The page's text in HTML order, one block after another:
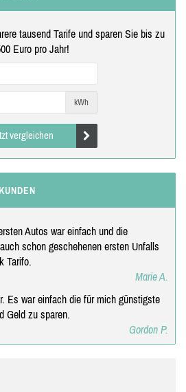
tausend Tarife und sparen Sie bis zu
Euro pro Jahr!
kWh
vergleichen
Autos war einfach und die
schon geschehenen ersten Unfalls
Tarifo.
Marie A.
Es war einfach die für mich günstigste
Geld zu sparen.
Gordon P.